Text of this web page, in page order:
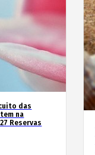
das
na
Reservas